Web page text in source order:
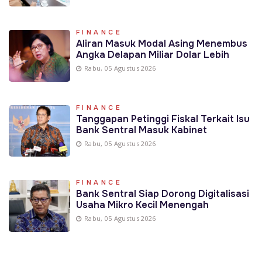
FINANCE
Aliran Masuk Modal Asing Menembus
Angka Delapan Miliar Dolar Lebih
Rabu, 05 Agustus 2026
FINANCE
Tanggapan Petinggi Fiskal Terkait Isu
Bank Sentral Masuk Kabinet
Rabu, 05 Agustus 2026
FINANCE
Bank Sentral Siap Dorong Digitalisasi
Usaha Mikro Kecil Menengah
Rabu, 05 Agustus 2026